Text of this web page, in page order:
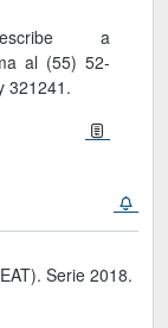
a
al (55) 52-
321241.
Serie 2018.